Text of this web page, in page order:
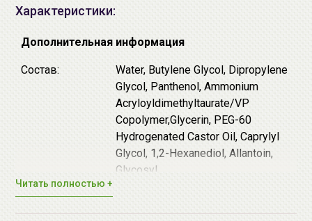
♦Витамин В12 - активно стимулирует рост волос и
от ломкости и выпадения.
Способ применения:Ежедневно равномерно
наносите сыворотку на ресницы и брови, проводя
щеточкой по направлению от корней к кончикам.
Характеристики:
Дополнительная информация
Состав:
Water, Butylene Glycol, Dipropylene
Glycol, Panthenol, Ammonium
Acryloyldimethyltaurate/VP
Copolymer,Glycerin, PEG-60
Hydrogenated Castor Oil, Caprylyl
Glycol, 1,2-Hexanediol, Allantoin,
Glycosyl
Читать полностью +